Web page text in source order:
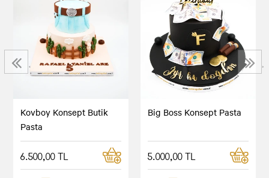
Kovboy Konsept Butik
Pasta
6.500,00 TL
Big Boss Konsept Pasta
5.000,00 TL
‹ ›